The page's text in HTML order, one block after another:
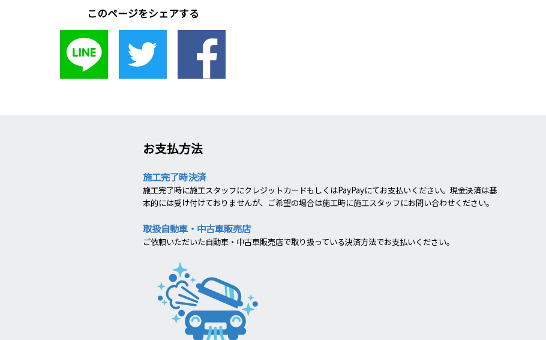
このページをシェアする
お支払方法
施工完了時決済
施工完了時に施工スタッフにクレジットカードもしくはPayPayにてお支払いください。現金決済は基
本的には受け付けておりませんが、ご希望の場合は施工時に施工スタッフにお問い合わせください。
取扱自動車・中古車販売店
ご依頼いただいた自動車・中古車販売店で取り扱っている決済方法でお支払いください。